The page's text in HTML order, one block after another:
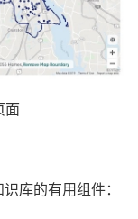
面
库的有用组件：